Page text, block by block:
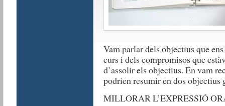
Vam parlar dels objectius que
curs i dels compromisos que
d’assolir els objectius. En vam
podrien resumir en dos objectius
MILLORAR L’EXPRESSIÓ